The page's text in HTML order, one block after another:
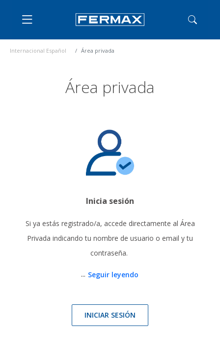
Internacional Español Área privada
Área privada
Inicia sesión
Si ya estás registrado/a, accede directamente al Área
Privada indicando tu nombre de usuario o email y tu
contraseña.
... Seguir leyendo
INICIAR SESIÓN